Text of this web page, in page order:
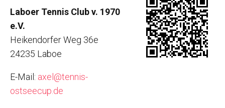
Laboer Tennis Club v. 1970
e.V.
Heikendorfer Weg 36e
24235 Laboe
E-Mail: axel@tennis-
ostseecup.de